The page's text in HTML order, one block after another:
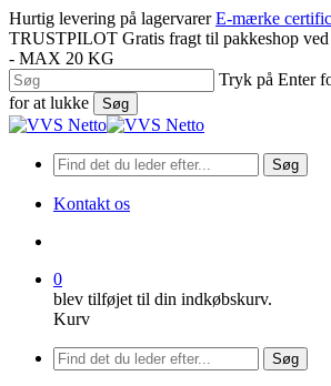
Spring
til
hovedindhold
Hurtig levering på lagervarer E-mærke
TRUSTPILOT Gratis fragt til pakkeshop
- MAX 20 KG
Tryk på Enter
for at lukke
Søg
Luk
Søg
Kontakt os
0
blev tilføjet til din indkøbskurv.
Kurv
Menu
Søg